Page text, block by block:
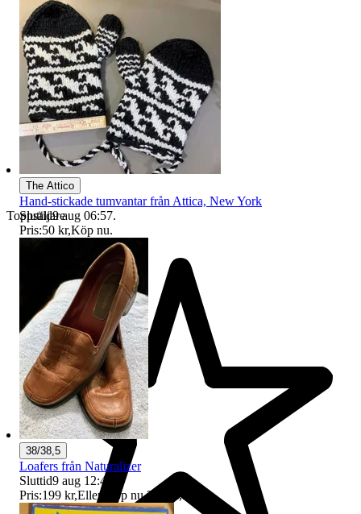
Toppsäljare
The Attico
Hand-stickade tumvantar från Attica, New York
Sluttid9 aug 06:57.
Pris:50 kr,Köp nu.
38/38,5
Loafers från Naturalizer
Sluttid9 aug 12:41
Pris:199 kr,Eller Köp nu 225 kr ,.